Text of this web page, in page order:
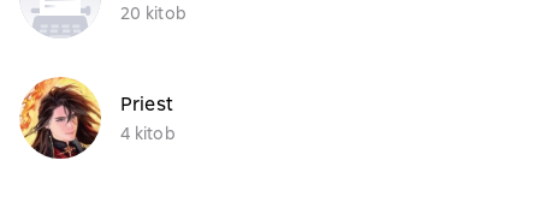
20 kitob
Priest
4 kitob